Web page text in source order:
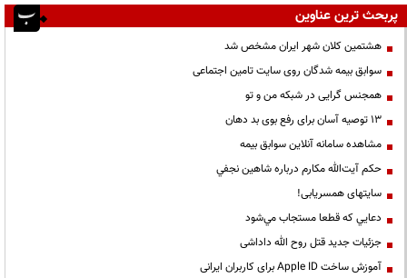
پربحث ترین عناوین
هشتمین کلان شهر ایران مشخص شد
سوابق بیمه شدگان روی سایت تامین اجتماعی
همجنس گرایی در شبکه من و تو
13 توصیه آسان برای رفع بوی بد دهان
مشاهده سامانه آنلاين سوابق بیمه
حكم آيت‌الله مكارم درباره شاهين نجفي
سایتهای همسریابی!
دعايي كه قطعا مستجاب مي‌شود
جزئیات جدید قتل روح الله داداشی
آموزش ساخت Apple ID برای کاربران ایرانی